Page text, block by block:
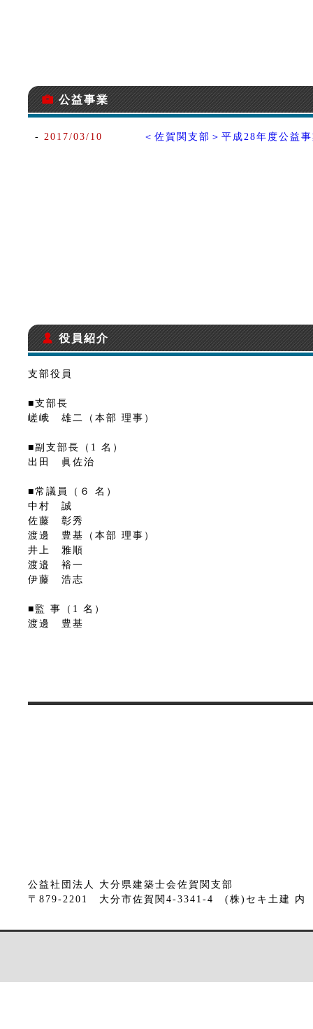
-公益事業
- 2017/03/10 ＜佐賀関支部＞平成28年度公益
˘役員紹介
支部役員
■支部長
嵯峨 雄二（本部 理事）
■副支部長（1 名）
出田 眞佐治
■常議員（６ 名）
中村 誠
佐藤 彰秀
渡邊 豊基（本部 理事）
井上 雅順
渡邉 裕一
伊藤 浩志
■監 事（1 名）
渡邊 豊基
公益社団法人 大分県建築士会佐賀関支部
〒879-2201 大分市佐賀関4-3341-4 (株)セキ土